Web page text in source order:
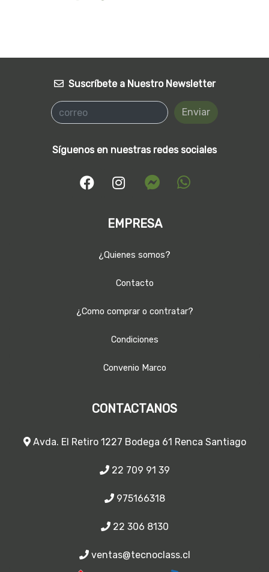
Suscríbete a Nuestro Newsletter
Enviar
Síguenos en nuestras redes sociales
EMPRESA
¿Quienes somos?
Contacto
¿Como comprar o contratar?
Condiciones
Convenio Marco
CONTACTANOS
Avda. El Retiro 1227 Bodega 61 Renca Santiago
22 709 91 39
975166318
22 306 8130
ventas@tecnoclass.cl